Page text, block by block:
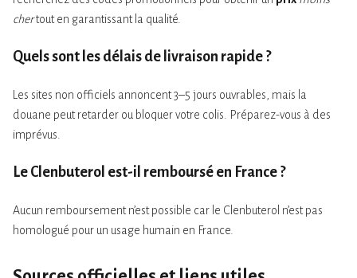
chertout en garantissant la qualité.
Quels sont les délais de livraison rapide ?
Les sites non officiels annoncent 3–5 jours ouvrables, mais la
douane peut retarder ou bloquer votre colis. Préparez-vous à des
imprévus.
Le Clenbuterol est-il remboursé en France ?
Aucun remboursement n’est possible car le Clenbuterol n’est pas
homologué pour un usage humain en France.